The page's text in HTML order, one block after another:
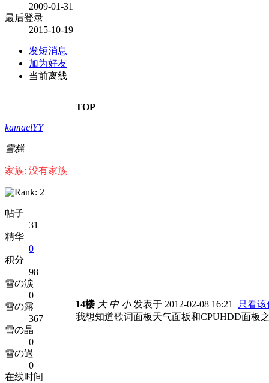
2009-01-31
最后登录
2015-10-19
发短消息
加为好友
当前离线
TOP
kamaelYY
雪糕
家族: 没有家族
帖子
31
精华
0
积分
98
雪の涙
0
雪の露
367
雪の晶
0
雪の過
0
在线时间
14楼 大 中 小发表于 2012-02-08 16:21
只看该
我想知道歌词面板天气面板和CPUHDD面板